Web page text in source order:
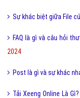
Sự khác biệt giữa File
FAQ là gì và câu hỏi
2024
Post là gì và sự khác
Tải Xeeng Online Là